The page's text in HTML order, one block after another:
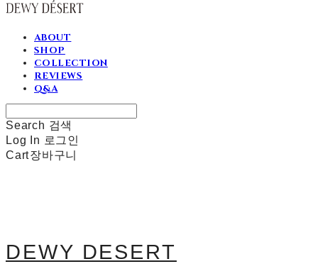
ABOUT
SHOP
COLLECTION
REVIEWS
Q&A
Search 검색
Log In 로그인
Cart장바구니
DEWY DESERT